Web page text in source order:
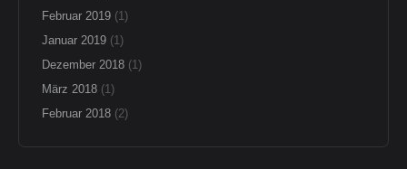
Februar 2019 (1)
Januar 2019 (1)
Dezember 2018 (1)
März 2018 (1)
Februar 2018 (2)